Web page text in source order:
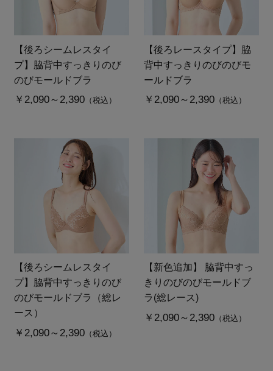
【後ろシームレスタイ
プ】脇背中すっきりのび
のびモールドブラ
￥2,090～2,390 （税込）
【後ろレースタイプ】脇
背中すっきりのびのびモ
ールドブラ
￥2,090～2,390（税込）
【後ろシームレスタイ
プ】脇背中すっきりのび
のびモールドブラ（総レ
ース）
￥2,090～2,390 （税込）
【新色追加】 脇背中すっ
きりのびのびモールドブ
ラ(総レース)
￥2,090～2,390（税込）